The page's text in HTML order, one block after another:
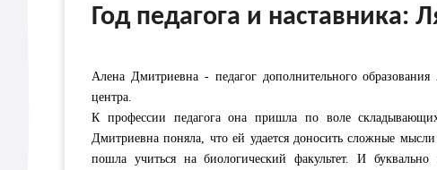
Год педагога и
Алена Дмитриевна - педагог дополнительного образования
центра.
К профессии педагога она пришла по воле
Дмитриевна поняла, что ей удается доносить сложные
пошла учиться на биологический факультет. И